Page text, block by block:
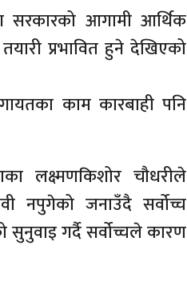
सरकारको आगामी आर्थिक
प्रभावित हुने देखिएको
काम कारबाही पनि
लक्ष्मणकिशोर चौधरीले
नपुगेको जनाउँदै सर्वोच्च
सुनुवाइ गर्दै सर्वोच्चले कारण